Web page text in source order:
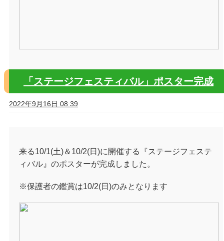
「ステージフェスティバル」ポスター完成
2022年9月16日 08:39
来る10/1(土)＆10/2(日)に開催する『ステージフェステ
ィバル』のポスターが完成しました。
※保護者の鑑賞は10/2(日)のみとなります